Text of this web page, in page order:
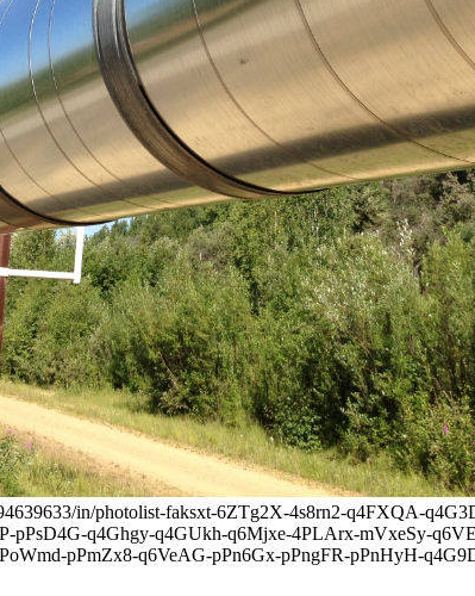
in/photolist-faksxt-6ZTg2X-4s8rn2-q4FXQA-
pPsD4G-q4Ghgy-q4GUkh-q6Mjxe-4PLArx-mVxeSy-
pPmZx8-q6VeAG-pPn6Gx-pPngFR-pPnHyH-